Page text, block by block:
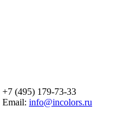
+7 (495) 179-73-33
Email: info@incolors.ru